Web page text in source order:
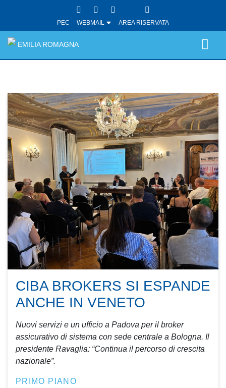
PEC WEBMAIL AREA RISERVATA
EMILIA ROMAGNA
CIBA BROKERS SI ESPANDE
ANCHE IN VENETO
Nuovi servizi e un ufficio a Padova per il broker
assicurativo di sistema con sede centrale a Bologna. Il
presidente Ravaglia: “Continua il percorso di crescita
nazionale”.
PRIMO PIANO